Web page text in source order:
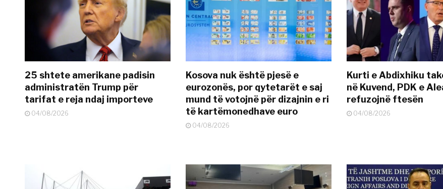
25 shtete amerikane padisin
administratën Trump për
tarifat e reja ndaj importeve
04/08/2026
Kosova nuk është pjesë e
eurozonës, por qytetarët e saj
mund të votojnë për dizajnin e ri
të kartëmonedhave euro
04/08/2026
Kurti e Abdixhiku
në Kuvend, PDK e
refuzojnë ftesën
04/08/2026